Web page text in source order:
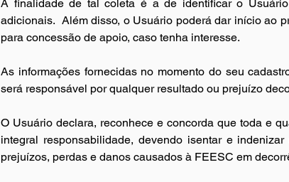
A finalidade de tal coleta é a de identificar o
adicionais. Além disso, o Usuário poderá dar início ao
para concessão de apoio, caso tenha interesse.
As informações fornecidas no momento do seu
será responsável por qualquer resultado ou prejuízo
O Usuário declara, reconhece e concorda que toda e
integral responsabilidade, devendo isentar e
prejuízos, perdas e danos causados à FEESC em